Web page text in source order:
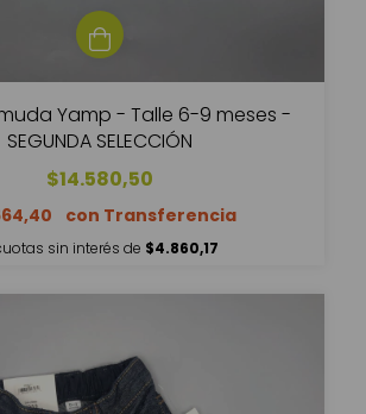
Yamp - Talle 6-9 meses -
SEGUNDA SELECCIÓN
$14.580,50
sin interés de $4.860,17